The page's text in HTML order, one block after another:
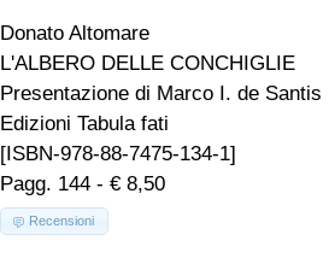
Donato Altomare
L'ALBERO DELLE CONCHIGLIE
Presentazione di Marco I. de Santis
Edizioni Tabula fati
[ISBN-978-88-7475-134-1]
Pagg. 144 - € 8,50
Recensioni